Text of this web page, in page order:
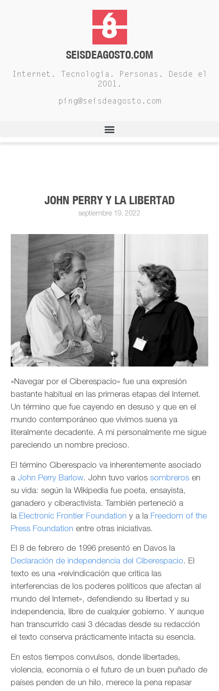
SEISDEAGOSTO.COM
Internet. Tecnología. Personas. Desde el
2001.
ping@seisdeagosto.com
JOHN PERRY Y LA LIBERTAD
septiembre 19, 2022
«Navegar por el Ciberespacio» fue una expresión
bastante habitual en las primeras etapas del Internet.
Un término que fue cayendo en desuso y que en el
mundo contemporáneo que vivimos suena ya
literalmente decadente. A mi personalmente me sigue
pareciendo un nombre precioso.
El término Ciberespacio va inherentemente asociado
a John Perry Barlow. John tuvo variossombreros en
su vida: según la Wikipedia fue poeta, ensayista,
ganadero y ciberactivista. También perteneció a
la Electronic Frontier Foundation y a la Freedom of the
Press Foundation entre otras iniciativas.
El 8 de febrero de 1996 presentó en Davos la
Declaración de independencia del Ciberespacio. El
texto es una «reivindicación que critica las
interferencias de los poderes políticos que afectan al
mundo del Internet», defendiendo su libertad y su
independencia, libre de cualquier gobierno. Y aunque
han transcurrido casi 3 décadas desde su redacción
el texto conserva prácticamente intacta su esencia.
En estos tiempos convulsos, donde libertades,
violencia, economía o el futuro de un buen puñado de
países penden de un hilo, merece la pena repasar